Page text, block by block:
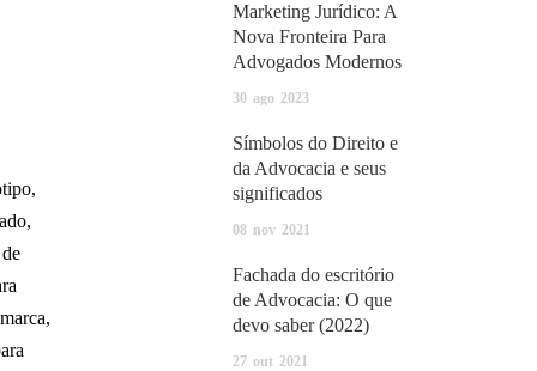
,
,
,
Marketing Jurídico: A
Nova Fronteira Para
Advogados Modernos
30 ago 2023
Símbolos do Direito e
da Advocacia e seus
significados
08 nov 2021
Fachada do escritório
de Advocacia: O que
devo saber (2022)
27 out 2021